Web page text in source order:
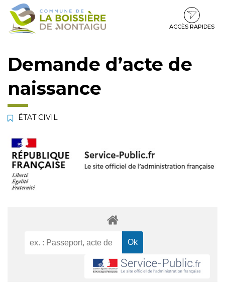
Gestion des traceurs
Aller
Aller
contenu
Aller
pied
ACCÈS RAPIDES
Demande d’acte de
naissance
ÉTAT CIVIL